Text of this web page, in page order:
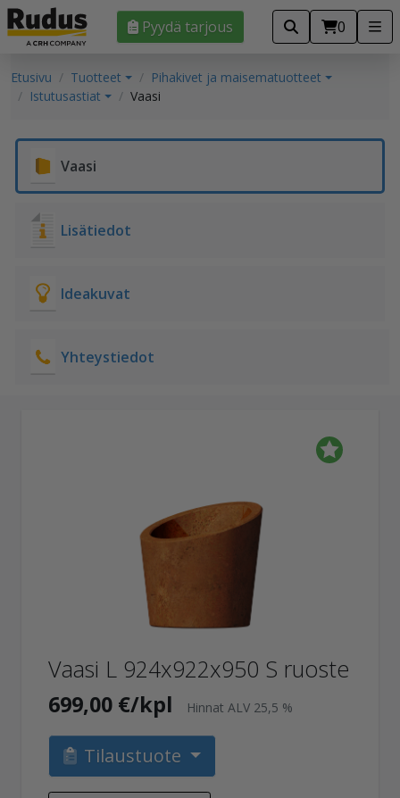
Pyydä tarjous 0
Etusivu Tuotteet
Pihakivet ja maisematuotteet
Istutusastiat
Vaasi
Vaasi
Lisätiedot
Ideakuvat
Yhteystiedot
Vaasi L 924x922x950 S ruoste
699,00 €/kpl Hinnat ALV 25,5 %
Tilaustuote